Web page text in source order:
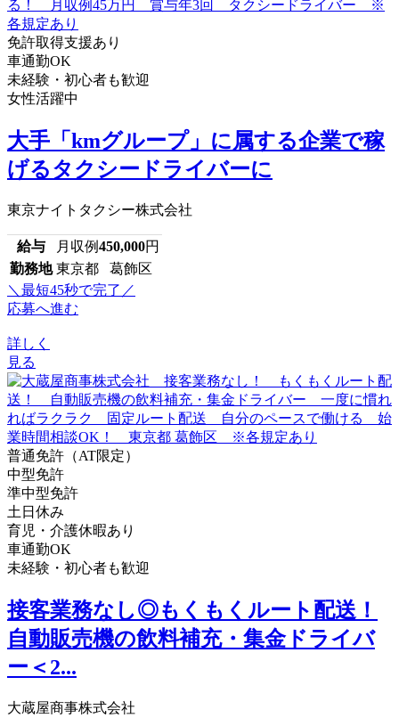
免許取得支援あり
車通勤OK
未経験・初心者も歓迎
女性活躍中
大手「kmグループ」に属する企業で稼
げるタクシードライバーに
東京ナイトタクシー株式会社
給与 月収例450,000円
勤務地 東京都 葛飾区
＼最短45秒で完了／
応募へ進む
詳しく
見る
普通免許（AT限定）
中型免許
準中型免許
土日休み
育児・介護休暇あり
車通勤OK
未経験・初心者も歓迎
接客業務なし◎もくもくルート配送！
自動販売機の飲料補充・集金ドライバ
ー＜2...
大蔵屋商事株式会社